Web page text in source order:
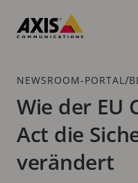
Hauptinhalt
springen
Breadcrumb
NEWSROOM-PORTAL /
Wie der EU
Act die
verändert